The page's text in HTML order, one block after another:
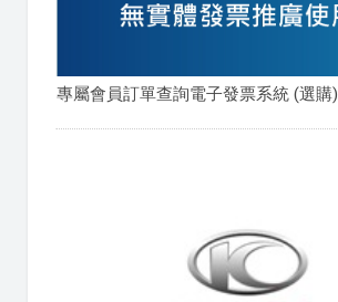
專屬會員訂單查詢電子發票系統 (選購)